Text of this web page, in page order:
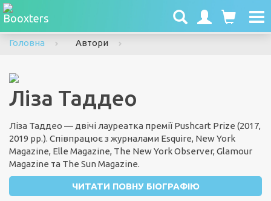
Головна
Автори
Ліза Таддео
Ліза Таддео — двічі лауреатка премії Pushcart Prize (2017,
2019 рр.). Співпрацює з журналами Esquire, New York
Magazine, Elle Magazine, The New York Observer, Glamour
Magazine та The Sun Magazine.
ЧИТАТИ ПОВНУ БІОГРАФІЮ